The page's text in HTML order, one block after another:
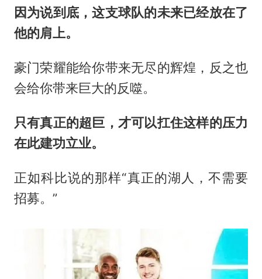
因为说到底，这支球队的未来已经放在了
他的肩上。
豪门荣耀能给你带来无尽的辉煌，反之也
会给你带来巨大的反噬。
只有真正的超巨，才可以扛住这样的压力
在此建功立业。
正如科比说的那样“真正的湖人，不需要
招募。”